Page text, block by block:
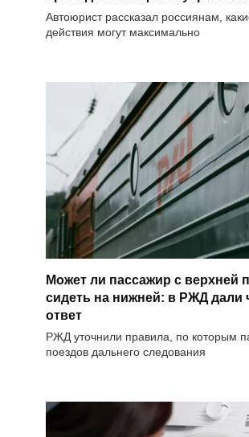
Автоюрист рассказал россиянам,
действия могут максимально
Может ли пассажир с верхней
сидеть на нижней: в РЖД дали
ответ
РЖД уточнили правила, по которым
поездов дальнего следования